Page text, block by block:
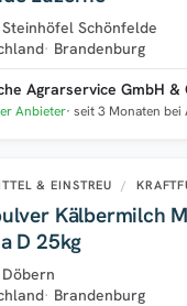
Schönfelde
Brandenburg
Agrarservice GmbH &
Anbieter seit 3 Monaten bei
& EINSTREU /
Kälbermilch
D 25kg
Brandenburg